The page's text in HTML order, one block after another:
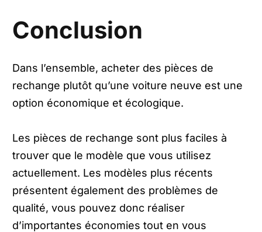
Conclusion
Dans l’ensemble, acheter des pièces de
rechange plutôt qu’une voiture neuve est une
option économique et écologique.
Les pièces de rechange sont plus faciles à
trouver que le modèle que vous utilisez
actuellement. Les modèles plus récents
présentent également des problèmes de
qualité, vous pouvez donc réaliser
d’importantes économies tout en vous